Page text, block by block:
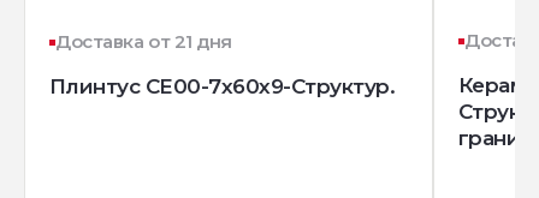
Доставка от 21 дня
Плинтус CE00-7x60x9-Структур.
гранит)